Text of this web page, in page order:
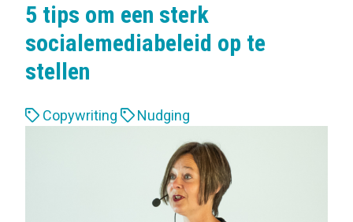
5 tips om een sterk
socialemediabeleid op te
stellen
L
Copywriting Nudging